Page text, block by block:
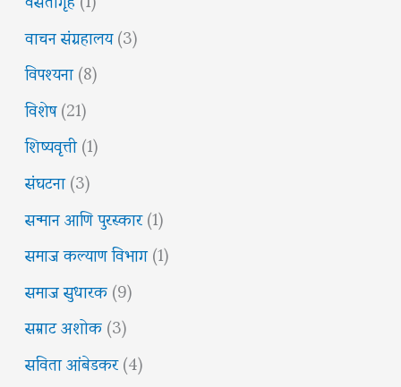
वाचन संग्रहालय(3)
विपश्यना(8)
विशेष(21)
शिष्यवृत्ती(1)
संघटना(3)
सन्मान आणि पुरस्कार(1)
समाज कल्याण विभाग(1)
समाज सुधारक(9)
सम्राट अशोक(3)
सविता आंबेडकर(4)